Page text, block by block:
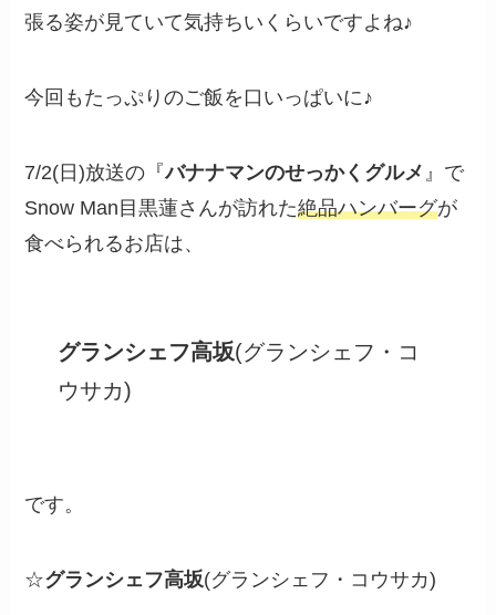
張る姿が見ていて気持ちいくらいですよね♪
今回もたっぷりのご飯を口いっぱいに♪
7/2(日)放送の『バナナマンのせっかくグルメ 』で
Snow Man目黒蓮さんが訪れた絶品ハンバーグが
食べられるお店は、
グランシェフ高坂(グランシェフ・コ
ウサカ)
です。
☆グランシェフ高坂(グランシェフ・コウサカ)